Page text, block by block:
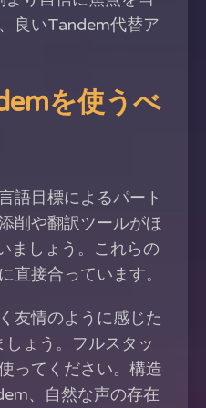
良いTandem代替ア
を使うべ
語目標によるパート
削や翻訳ツールがほ
ましょう。これらの
直接合っています。
友情のように感じた
ょう。フルスタッ
ってください。構造
、自然な声の存在